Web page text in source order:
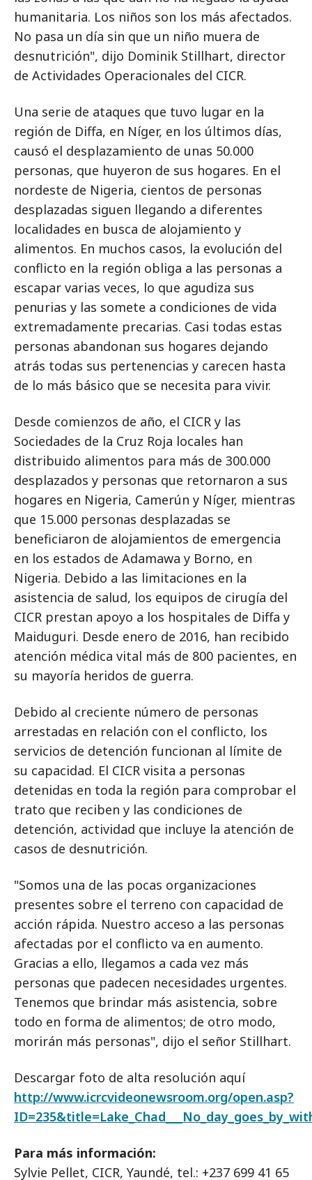
humanitaria. Los niños son los más afectados.
No pasa un día sin que un niño muera de
desnutrición", dijo Dominik Stillhart, director
de Actividades Operacionales del CICR.
Una serie de ataques que tuvo lugar en la
región de Diffa, en Níger, en los últimos días,
causó el desplazamiento de unas 50.000
personas, que huyeron de sus hogares. En el
nordeste de Nigeria, cientos de personas
desplazadas siguen llegando a diferentes
localidades en busca de alojamiento y
alimentos. En muchos casos, la evolución del
conflicto en la región obliga a las personas a
escapar varias veces, lo que agudiza sus
penurias y las somete a condiciones de vida
extremadamente precarias. Casi todas estas
personas abandonan sus hogares dejando
atrás todas sus pertenencias y carecen hasta
de lo más básico que se necesita para vivir.
Desde comienzos de año, el CICR y las
Sociedades de la Cruz Roja locales han
distribuido alimentos para más de 300.000
desplazados y personas que retornaron a sus
hogares en Nigeria, Camerún y Níger, mientras
que 15.000 personas desplazadas se
beneficiaron de alojamientos de emergencia
en los estados de Adamawa y Borno, en
Nigeria. Debido a las limitaciones en la
asistencia de salud, los equipos de cirugía del
CICR prestan apoyo a los hospitales de Diffa y
Maiduguri. Desde enero de 2016, han recibido
atención médica vital más de 800 pacientes, en
su mayoría heridos de guerra.
Debido al creciente número de personas
arrestadas en relación con el conflicto, los
servicios de detención funcionan al límite de
su capacidad. El CICR visita a personas
detenidas en toda la región para comprobar el
trato que reciben y las condiciones de
detención, actividad que incluye la atención de
casos de desnutrición.
"Somos una de las pocas organizaciones
presentes sobre el terreno con capacidad de
acción rápida. Nuestro acceso a las personas
afectadas por el conflicto va en aumento.
Gracias a ello, llegamos a cada vez más
personas que padecen necesidades urgentes.
Tenemos que brindar más asistencia, sobre
todo en forma de alimentos; de otro modo,
morirán más personas", dijo el señor Stillhart.
Descargar foto de alta resolución aquí
http://www.icrcvideonewsroom.org/open.asp?
Para más información:
Sylvie Pellet, CICR, Yaundé, tel.: +237 699 41 65